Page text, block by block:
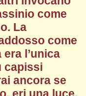
come
La
come
l’unica
capissi
ancora se